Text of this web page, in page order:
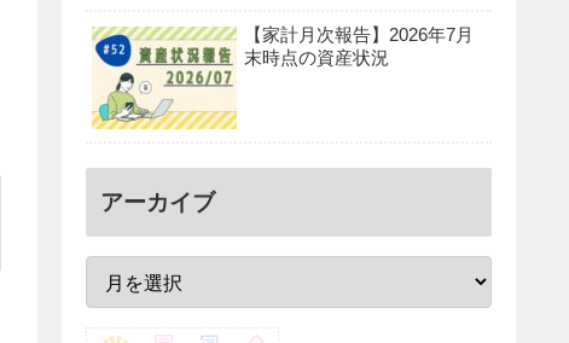
【家計月次報告】2026年7月
末時点の資産状況
アーカイブ